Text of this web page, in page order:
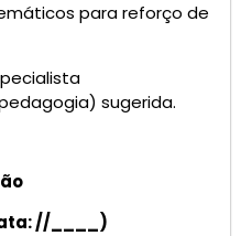
para reforço de
sugerida.
//____)